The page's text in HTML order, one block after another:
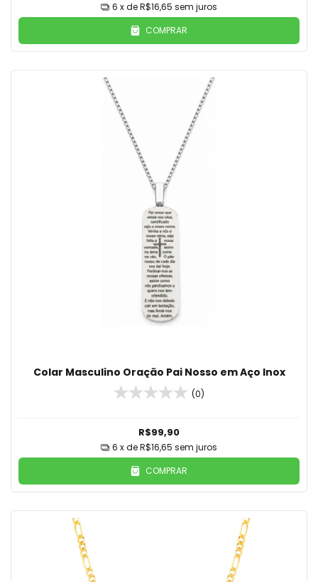
6 x deR$16,65 sem juros
COMPRAR
Colar Masculino Oração Pai Nosso em Aço Inox
(0)
R$99,90
6 x deR$16,65 sem juros
COMPRAR